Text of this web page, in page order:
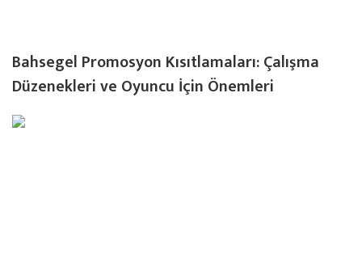
Bahsegel Promosyon Kısıtlamaları: Çalışma
Düzenekleri ve Oyuncu İçin Önemleri